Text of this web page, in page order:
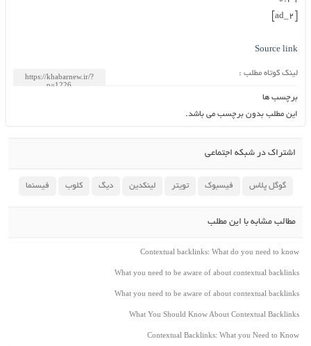
Source link
لینک کوتاه مطلب :
برچسب ها
این مطلب بدون برچسب می باشد.
اشتراک در شبکه اجتماعی
گوگل پلاس فیسبوک تویتر لینکدین دیگ کلوب فیسنما
مطالب مشابه با این مطلب
Contextual backlinks: What do you need to know
What you need to be aware of about contextual backlinks
What you need to be aware of about contextual backlinks
What You Should Know About Contextual Backlinks
Contextual Backlinks: What you Need to Know